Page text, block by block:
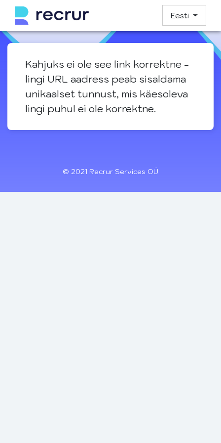
Eesti
Kahjuks ei ole see link korrektne -
lingi URL aadress peab sisaldama
unikaalset tunnust, mis käesoleva
lingi puhul ei ole korrektne.
© 2021 Recrur Services OÜ